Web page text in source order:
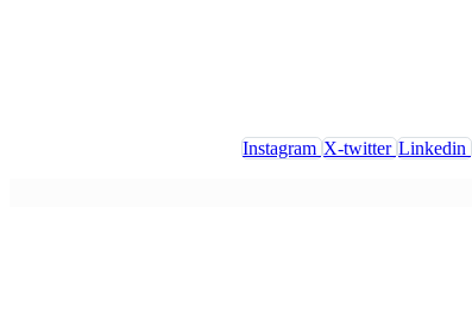
Instagram X-twitter Linkedin